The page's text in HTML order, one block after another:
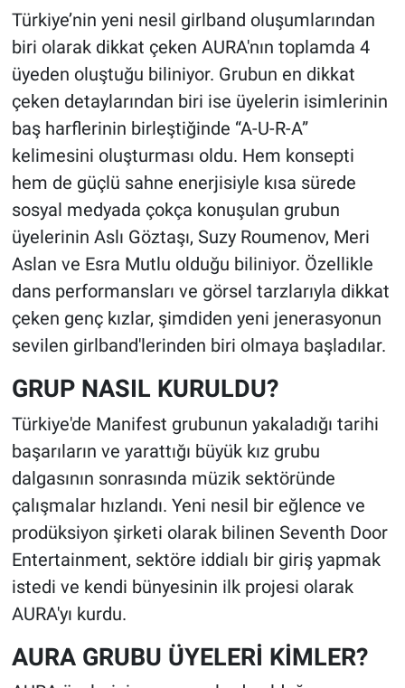
Türkiye’nin yeni nesil girlband oluşumlarından
biri olarak dikkat çeken AURA'nın toplamda 4
üyeden oluştuğu biliniyor. Grubun en dikkat
çeken detaylarından biri ise üyelerin isimlerinin
baş harflerinin birleştiğinde “A-U-R-A”
kelimesini oluşturması oldu. Hem konsepti
hem de güçlü sahne enerjisiyle kısa sürede
sosyal medyada çokça konuşulan grubun
üyelerinin Aslı Göztaşı, Suzy Roumenov, Meri
Aslan ve Esra Mutlu olduğu biliniyor. Özellikle
dans performansları ve görsel tarzlarıyla dikkat
çeken genç kızlar, şimdiden yeni jenerasyonun
sevilen girlband'lerinden biri olmaya başladılar.
GRUP NASIL KURULDU?
Türkiye'de Manifest grubunun yakaladığı tarihi
başarıların ve yarattığı büyük kız grubu
dalgasının sonrasında müzik sektöründe
çalışmalar hızlandı. Yeni nesil bir eğlence ve
prodüksiyon şirketi olarak bilinen Seventh Door
Entertainment, sektöre iddialı bir giriş yapmak
istedi ve kendi bünyesinin ilk projesi olarak
AURA'yı kurdu.
AURA GRUBU ÜYELERİ KİMLER?